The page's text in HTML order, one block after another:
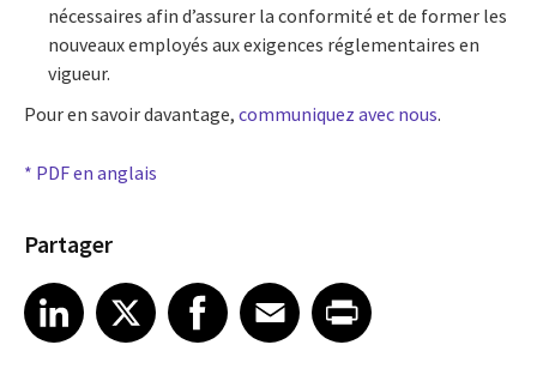
nécessaires afin d’assurer la conformité et de former les
nouveaux employés aux exigences réglementaires en
vigueur.
Pour en savoir davantage, communiquez avec nous.
* PDF en anglais
Partager
Share article on LinkedIn
LinkedIn
Share article on XShare article on Facebook
Facebook
Share article on Email
EmailShare article on Print